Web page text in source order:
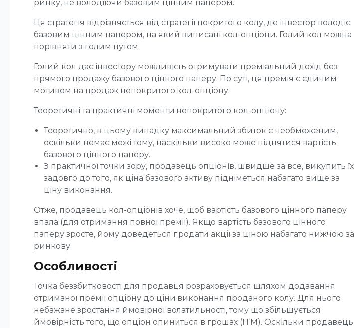
ринку, не володіючи базовим цінним папером.
Ця стратегія відрізняється від стратегії покритого колу, де інвестор володіє
базовим цінним папером, на який виписані кол-опціони. Голий кол можна
порівняти з голим путом.
Голий кол дає інвестору можливість отримувати преміальний дохід без
прямого продажу базового цінного паперу. По суті, ця премія є єдиним
мотивом на продаж непокритого кол-опціону.
Теоретичні та практичні моменти непокритого кол-опціону:
Теоретично, в цьому випадку максимальний збиток є необмеженим,
оскільки немає межі тому, наскільки високо може піднятися вартість
базового цінного паперу.
З практичної точки зору, продавець опціонів, швидше за все, викупить їх
задовго до того, як ціна базового активу підніметься набагато вище за
ціну виконання.
Отже, продавець кол-опціонів хоче, щоб вартість базового цінного паперу
впала (для отримання повної премії). Якщо вартість базового цінного
паперу зросте, йому доведеться продати акції за ціною набагато нижчою за
ринкову.
Особливості
Точка беззбитковості для продавця розраховується шляхом додавання
отриманої премії опціону до ціни виконання проданого колу. Для нього
небажане зростання ймовірної волатильності, тому що збільшується
ймовірність того, що опціон опиниться в грошах (ITM). Оскільки продавець